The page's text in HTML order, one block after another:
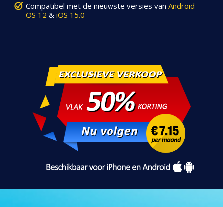
Compatibel met de nieuwste versies van Android
OS 12 & iOS 15.0